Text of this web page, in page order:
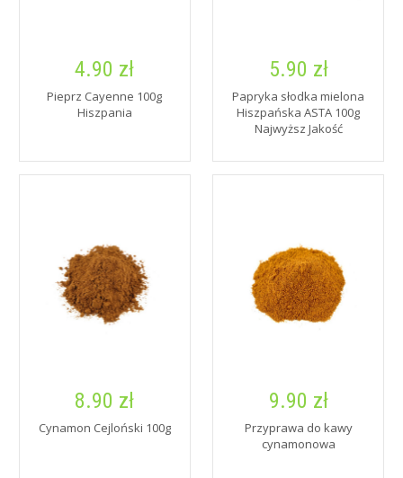
4.90 zł
Pieprz Cayenne 100g
Hiszpania
5.90 zł
Papryka słodka mielona
Hiszpańska ASTA 100g
Najwyższ Jakość
8.90 zł
Cynamon Cejloński 100g
9.90 zł
Przyprawa do kawy
cynamonowa